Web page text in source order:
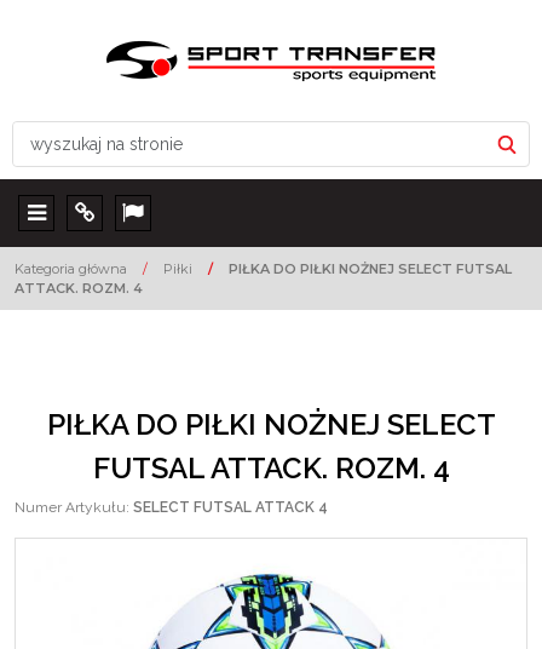
Menu Info Lang
Kategoria główna / Piłki /
PIŁKA DO PIŁKI NOŻNEJ SELECT FUTSAL
ATTACK. ROZM. 4
PIŁKA DO PIŁKI NOŻNEJ SELECT
FUTSAL ATTACK. ROZM. 4
Numer Artykułu: SELECT FUTSAL ATTACK 4